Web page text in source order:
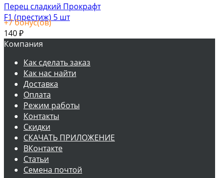
Перец сладкий Прокрафт
F1 (престиж) 5 шт
+7бонус(ов)
140 ₽
Компания
Как сделать заказ
Как нас найти
Доставка
Оплата
Режим работы
Контакты
Скидки
СКАЧАТЬ ПРИЛОЖЕНИЕ
ВКонтакте
Статьи
Семена почтой